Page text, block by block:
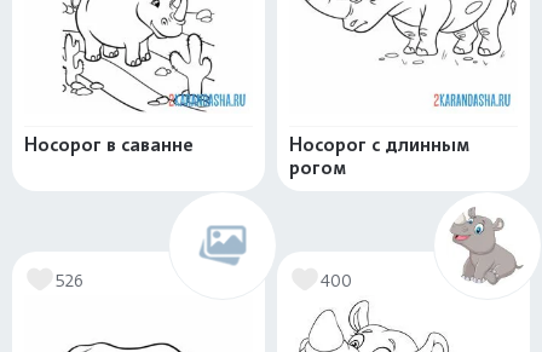
Носорог в саванне
Носорог с длинным
рогом
526 400